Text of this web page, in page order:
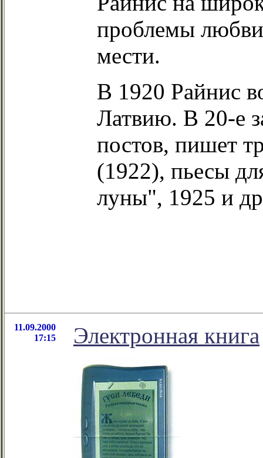
проблемы
мести.
В 1920 Райнис
Латвию. В 20-е
постов, пишет
(1922), пьесы
луны", 1925 и
11.09.2000
17:15
Электронная книга